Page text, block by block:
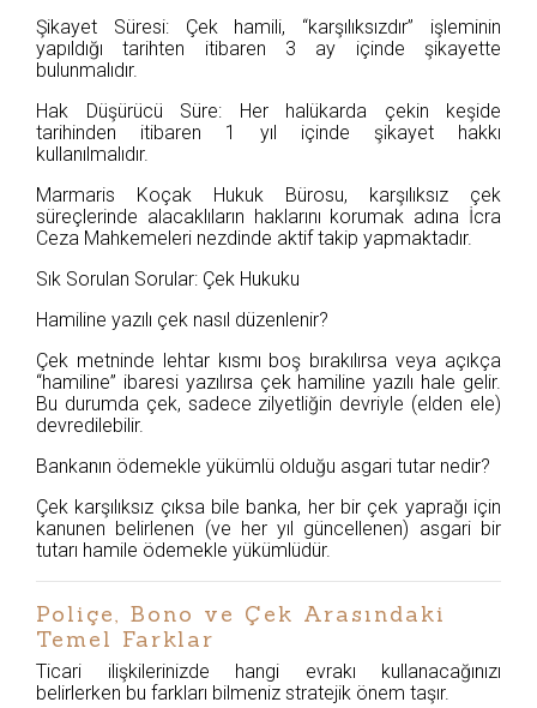
Şikayet Süresi: Çek hamili, “karşılıksızdır” işleminin
yapıldığı tarihten itibaren 3 ay içinde şikayette
bulunmalıdır.
Hak Düşürücü Süre: Her halükarda çekin keşide
tarihinden itibaren 1 yıl içinde şikayet hakkı
kullanılmalıdır.
Marmaris Koçak Hukuk Bürosu, karşılıksız çek
süreçlerinde alacaklıların haklarını korumak adına İcra
Ceza Mahkemeleri nezdinde aktif takip yapmaktadır.
Sık Sorulan Sorular: Çek Hukuku
Hamiline yazılı çek nasıl düzenlenir?
Çek metninde lehtar kısmı boş bırakılırsa veya açıkça
“hamiline” ibaresi yazılırsa çek hamiline yazılı hale gelir.
Bu durumda çek, sadece zilyetliğin devriyle (elden ele)
devredilebilir.
Bankanın ödemekle yükümlü olduğu asgari tutar nedir?
Çek karşılıksız çıksa bile banka, her bir çek yaprağı için
kanunen belirlenen (ve her yıl güncellenen) asgari bir
tutarı hamile ödemekle yükümlüdür.
Poliçe, Bono ve Çek Arasındaki
Temel Farklar
Ticari ilişkilerinizde hangi evrakı kullanacağınızı
belirlerken bu farkları bilmeniz stratejik önem taşır.